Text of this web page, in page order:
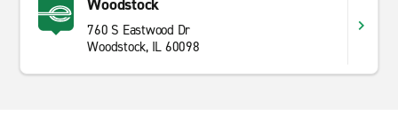
Woodstock
760 S Eastwood Dr
Woodstock, IL 60098